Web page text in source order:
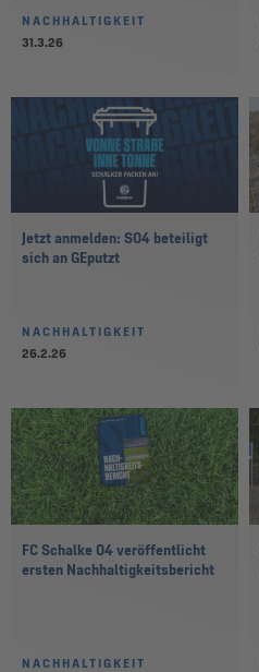
NACHHALTIGKEIT
31.3.26
Jetzt anmelden: S04 beteiligt
sich an GEputzt
NACHHALTIGKEIT
26.2.26
FC Schalke 04 veröffentlicht
ersten Nachhaltigkeitsbericht
NACHHALTIGKEIT